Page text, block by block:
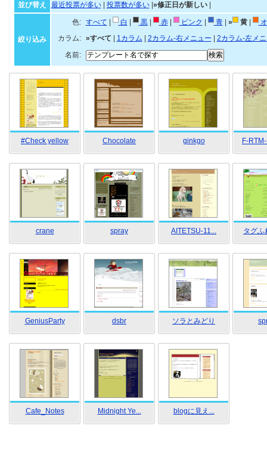
並び替え
最近投票が多い| 投票数が多い| »修正日が新しい|
絞り込み
色: すべて 白 黒| 赤| ピンク 青| » 黄|
カラム:
»すべて 1カラム 2カラム-右メニュー
2カラム-左メ
名前:
#Check yellow Chocolate ginkgo F-
crane spray AITETSU-11... タグふ
GeniusParty dsbr ソラとみどり
Cafe_Notes Midnight Ye... blogに見え...